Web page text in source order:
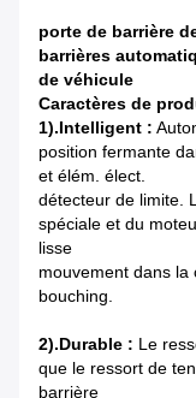
porte de barrière
barrières
de véhicule
Caractères de
1).Intelligent :
position fermante
et élém. élect.
détecteur de limite.
spéciale et du
lisse
mouvement dans
bouching.
2).Durable : Le
que le ressort de
barrière